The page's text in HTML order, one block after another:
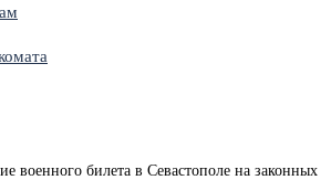
военного билета в Севастополе на законных